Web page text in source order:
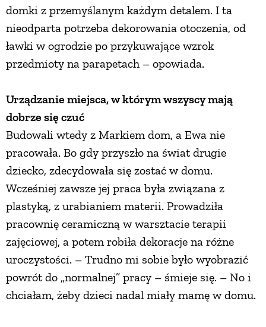
domki z przemyślanym każdym detalem. I ta
nieodparta potrzeba dekorowania otoczenia, od
ławki w ogrodzie po przykuwające wzrok
przedmioty na parapetach – opowiada.
Urządzanie miejsca, w którym wszyscy mają
dobrze się czuć
Budowali wtedy z Markiem dom, a Ewa nie
pracowała. Bo gdy przyszło na świat drugie
dziecko, zdecydowała się zostać w domu.
Wcześniej zawsze jej praca była związana z
plastyką, z urabianiem materii. Prowadziła
pracownię ceramiczną w warsztacie terapii
zajęciowej, a potem robiła dekoracje na różne
uroczystości. – Trudno mi sobie było wyobrazić
powrót do „normalnej” pracy – śmieje się. – No i
chciałam, żeby dzieci nadal miały mamę w domu.
PRZEPISY
ŚNIADANIA
PRZYSTAWKI
ZUPY
DANIA GŁÓWNE
CIASTA I DESERY
DODATKI
PRZETWORY